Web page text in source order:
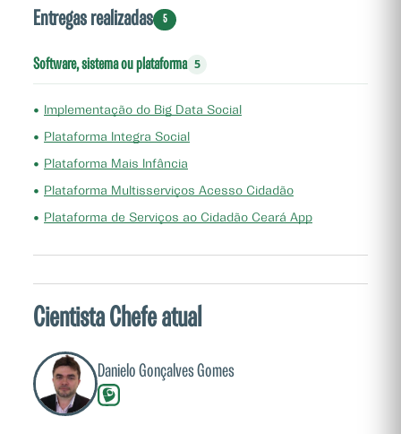
Entregas realizadas 5
Software, sistema ou plataforma 5
• Implementação do Big Data Social
• Plataforma Integra Social
• Plataforma Mais Infância
• Plataforma Multisserviços Acesso Cidadão
• Plataforma de Serviços ao Cidadão Ceará App
Cientista Chefe atual
Danielo Gonçalves Gomes